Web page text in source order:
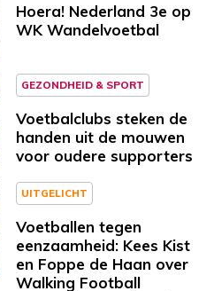
Hoera! Nederland 3e op
WK Wandelvoetbal
GEZONDHEID & SPORT
Voetbalclubs steken de
handen uit de mouwen
voor oudere supporters
UITGELICHT
Voetballen tegen
eenzaamheid: Kees Kist
en Foppe de Haan over
Walking Football